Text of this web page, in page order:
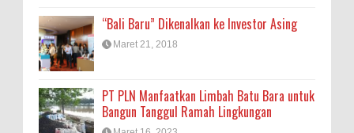
“Bali Baru” Dikenalkan ke Investor Asing
Maret 21, 2018
PT PLN Manfaatkan Limbah Batu Bara untuk
Bangun Tanggul Ramah Lingkungan